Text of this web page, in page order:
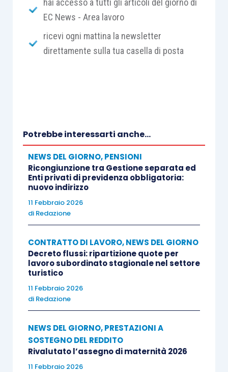
hai accesso a tutti gli articoli del giorno di
EC News - Area lavoro
ricevi ogni mattina la newsletter
direttamente sulla tua casella di posta
Potrebbe interessarti anche...
NEWS DEL GIORNO,PENSIONI
Ricongiunzione tra Gestione separata ed
Enti privati di previdenza obbligatoria:
nuovo indirizzo
11 Febbraio 2026
di Redazione
CONTRATTO DI LAVORO,NEWS DEL GIORNO
Decreto flussi: ripartizione quote per
lavoro subordinato stagionale nel settore
turistico
11 Febbraio 2026
di Redazione
NEWS DEL GIORNO,PRESTAZIONI A
SOSTEGNO DEL REDDITO
Rivalutato l’assegno di maternità 2026
11 Febbraio 2026